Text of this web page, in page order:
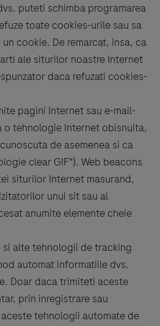
puteti schimba programarea
toate cookies-urile sau sa
cookie. De remarcat, insa, ca
ale siturilor noastre Internet
daca refuzati cookies-
pagini Internet sau e-mail-
o tehnologie Internet obisnuita,
de asemenea si ca
clear GIF"). Web beacons
siturilor Internet masurand,
unui sit sau al
anumite elemente cheie
alte tehnologii de tracking
automat informatiile dvs.
Doar daca trimiteti aceste
prin inregistrare sau
tehnologii automate de